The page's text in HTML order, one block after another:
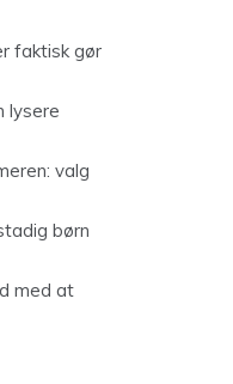
faktisk gør
lysere
valg
børn
med at